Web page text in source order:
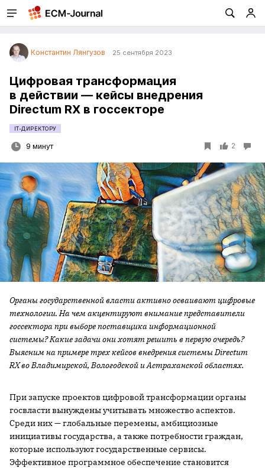
Константин Лянгузов 25 сентября 2023
Цифровая трансформация
в действии — кейсы внедрения
Directum RX в госсекторе
IT-ДИРЕКТОРУ
9 минут 2
Органы государственной власти активно осваивают цифровые
технологии. На чем акцентируют внимание представители
госсектора при выборе поставщика информационной
системы? Какие задачи они хотят решить в первую очередь?
Выясним на примере трех кейсов внедрения системы Directum
RX во Владимирской, Вологодской и Астраханской областях.
При запуске проектов цифровой трансформации органы
госвласти вынуждены учитывать множество аспектов.
Среди них — глобальные перемены, амбициозные
инициативы государства, а также потребности граждан,
которые используют государственные сервисы.
Эффективное программное обеспечение становится